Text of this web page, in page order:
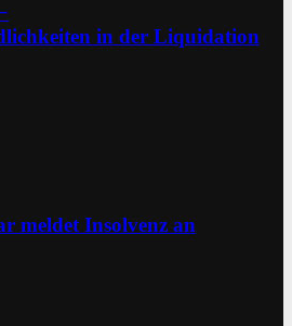
in der Liquidation
meldet Insolvenz an